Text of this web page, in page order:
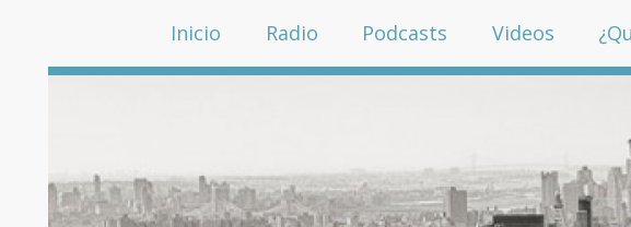
Inicio Radio Podcasts Videos